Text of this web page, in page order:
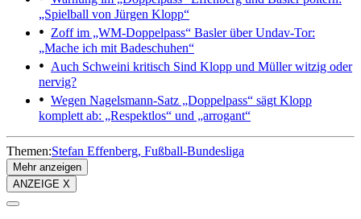
„Spielball von Jürgen Klopp“
Zoff im „WM-Doppelpass“ Basler über Undav-Tor:
„Mache ich mit Badeschuhen“
Auch Schweini kritisch Sind Klopp und Müller witzig oder
nervig?
Wegen Nagelsmann-Satz „Doppelpass“ sägt Klopp
komplett ab: „Respektlos“ und „arrogant“
Themen:Stefan Effenberg Fußball-Bundesliga
Mehr anzeigen
ANZEIGE X